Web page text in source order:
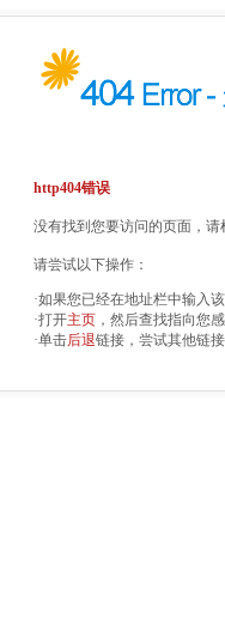
http404错误
没有找到您要访问的页面，
请尝试以下操作：
·如果您已经在地址栏中输入
·打开主页 ，然后查找指向您
·单击后退链接，尝试其他链